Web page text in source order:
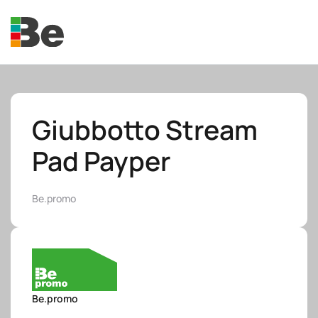
Skip to main content
Giubbotto Stream
Pad Payper
Be.promo
Be.promo